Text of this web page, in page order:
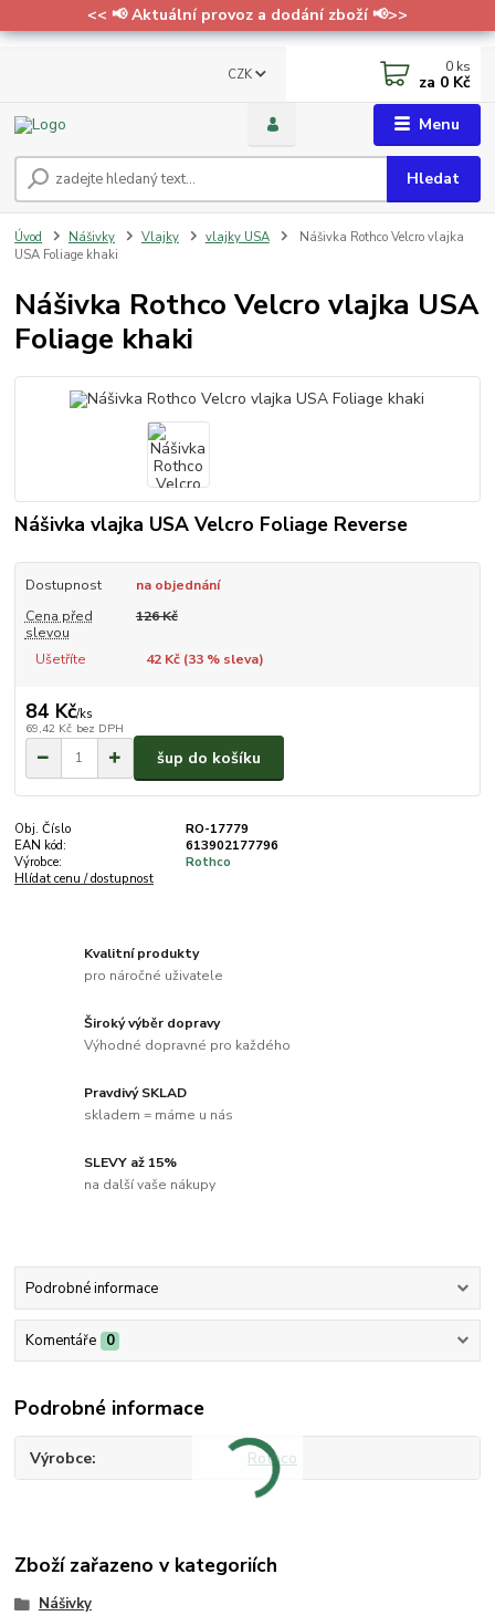
<< 📢 Aktuální provoz a dodání zboží 📢>>
Menu
CZK
Hledat
0 ks
za 0 Kč
Úvod Nášivky Vlajky vlajky USA
Nášivka Rothco Velcro vlajka
USA Foliage khaki
Nášivka Rothco Velcro vlajka USA
Foliage khaki
Nášivka vlajka USA Velcro Foliage Reverse
Dostupnost
na objednání
Cena před
slevou
126 Kč
Ušetříte 42 Kč (33% sleva)
84 Kč/ks
69,42 Kč bez DPH
šup do košíku
Obj. Číslo
RO-17779
EAN kód:
613902177796
Výrobce:
Rothco
Hlídat cenu / dostupnost
Kvalitní produkty
pro náročné uživatele
Široký výběr dopravy
Výhodné dopravné pro každého
Pravdivý SKLAD
skladem = máme u nás
SLEVY až 15%
na další vaše nákupy
Podrobné informace
Komentáře 0
Podrobné informace
Výrobce Rothco
Zboží zařazeno v kategoriích
Nášivky